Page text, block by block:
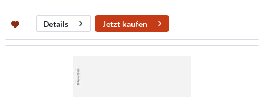
Details Jetzt kaufen